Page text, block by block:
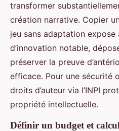
transformer
création narrative. Copier
jeu sans adaptation expose
d’innovation notable,
préserver la preuve
efficace. Pour une sécurité
droits d’auteur via l’INPI
propriété intellectuelle.
Définir un budget et